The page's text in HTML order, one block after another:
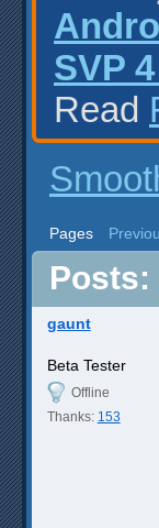
SVP 4
Read
Pages
Posts:
gaunt
Beta Tester
Offline
Thanks: 153